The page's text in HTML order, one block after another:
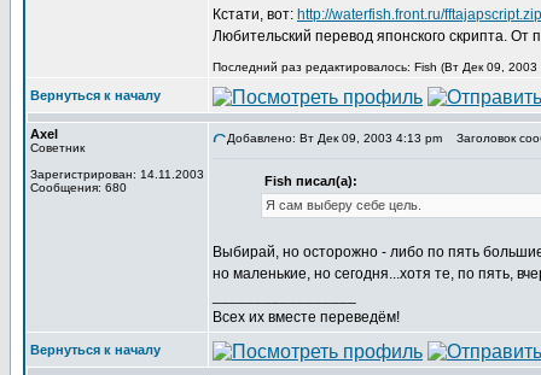
Кстати, вот: http://waterfish.front.ru/fftajapscript.zip
Любительский перевод японского скрипта.
Последний раз редактировалось: Fish (Вт Дек 09,
Вернуться к началу
Axel
Советник
Зарегистрирован: 14.11.2003
Сообщения: 680
Добавлено: Вт Дек 09, 2003 4:13 pm Заголовок
Fish писал(а):
Я сам выберу себе цель.
Выбирай, но осторожно - либо по пять
но маленькие, но сегодня...хотя те, по пять,
Всех их вместе переведём!
Вернуться к началу